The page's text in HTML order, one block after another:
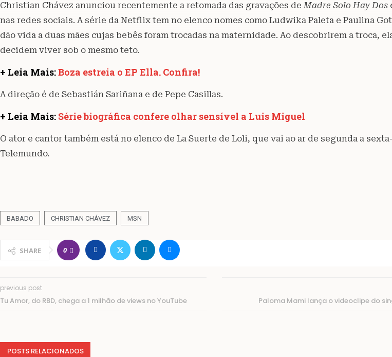
Christian Chávez anunciou recentemente a retomada das gravações deMadre Solo Hay Dos
nas redes sociais. A série da Netflix tem no elenco nomes como Ludwika Paleta e Paulina
dão vida a duas mães cujas bebês foram trocadas na maternidade. Ao descobrirem a troca,
decidem viver sob o mesmo teto.
+ Leia Mais:Boza estreia o EP Ella. Confira!
A direção é de Sebastián Sariñana e de Pepe Casillas.
+ Leia Mais: Série biográfica confere olhar sensível a Luis Miguel
O ator e cantor também está no elenco de La Suerte de Loli, que vai ao ar de segunda a
Telemundo.
BABADO CHRISTIAN CHÁVEZ MSN
SHARE 0
previous post
Tu Amor, do RBD, chega a 1 milhão de views no YouTube Paloma Mami lança o videoclipe do
POSTS RELACIONADOS